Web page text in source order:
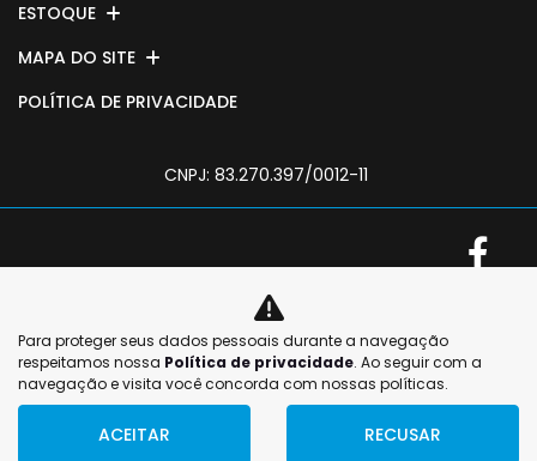
ESTOQUE
MAPA DO SITE
POLÍTICA DE PRIVACIDADE
CNPJ: 83.270.397/0012-11
No trânsito, enxergar
o outro salva vidas.
No trânsito, enxergar
o outro salva vidas.
Para proteger seus dados pessoais durante a navegação
respeitamos nossa Política de privacidade. Ao seguir com a
navegação e visita você concorda com nossas políticas.
ACEITAR RECUSAR